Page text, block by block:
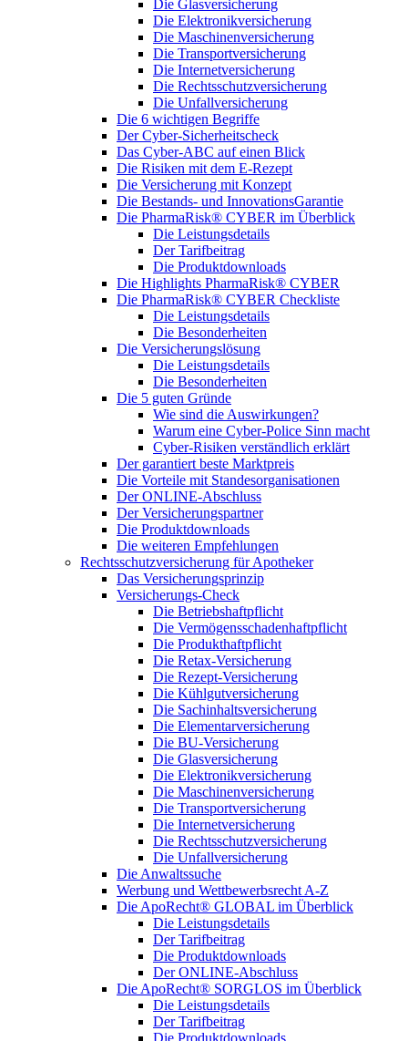
Die Glasversicherung
Die Elektronikversicherung
Die Maschinenversicherung
Die Transportversicherung
Die Internetversicherung
Die Rechtsschutzversicherung
Die Unfallversicherung
Die 6 wichtigen Begriffe
Der Cyber-Sicher­heits­check
Das Cyber-ABC auf einen Blick
Die Risiken mit dem E-Rezept
Die Versicherung mit Konzept
Die Bestands- und InnovationsGarantie
Die PharmaRisk® CYBER im Überblick
Die Leistungsdetails
Der Tarifbeitrag
Die Produktdownloads
Die Highlights PharmaRisk® CYBER
Die PharmaRisk® CYBER Checkliste
Die Leistungsdetails
Die Besonderheiten
Die Versicherungslösung
Die Leistungsdetails
Die Besonderheiten
Die 5 guten Gründe
Wie sind die Auswirkungen?
Warum eine Cyber-Police Sinn macht
Cyber-Risiken verständlich erklärt
Der garantiert beste Marktpreis
Die Vorteile mit Standesorganisationen
Der ONLINE-Abschluss
Der Versicherungspartner
Die Produktdownloads
Die weiteren Empfehlungen
Rechtsschutzversicherung für Apotheker
Das Versicherungsprinzip
Versicherungs-Check
Die Betriebshaftpflicht
Die Vermögensschadenhaftpflicht
Die Produkthaftpflicht
Die Retax-Versicherung
Die Rezept-Versicherung
Die Kühlgutversicherung
Die Sachinhaltsversicherung
Die Elementarversicherung
Die BU-Versicherung
Die Glasversicherung
Die Elektronikversicherung
Die Maschinenversicherung
Die Transportversicherung
Die Internetversicherung
Die Rechtsschutzversicherung
Die Unfallversicherung
Die Anwaltssuche
Werbung und Wettbewerbsrecht A-Z
Die ApoRecht® GLOBAL im Überblick
Die Leistungsdetails
Der Tarifbeitrag
Die Produktdownloads
Der ONLINE-Abschluss
Die ApoRecht® SORGLOS im Überblick
Die Leistungsdetails
Der Tarifbeitrag
Die Produktdownloads